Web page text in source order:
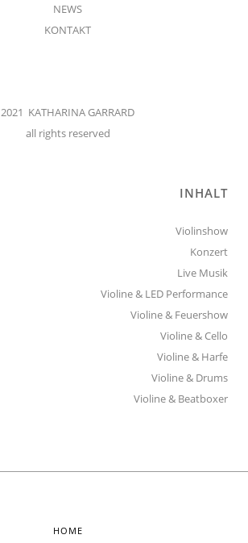
NEWS
KONTAKT
2021 KATHARINA GARRARD
all rights reserved
INHALT
Violinshow
Konzert
Live Musik
Violine & LED Performance
Violine & Feuershow
Violine & Cello
Violine & Harfe
Violine & Drums
Violine & Beatboxer
HOME